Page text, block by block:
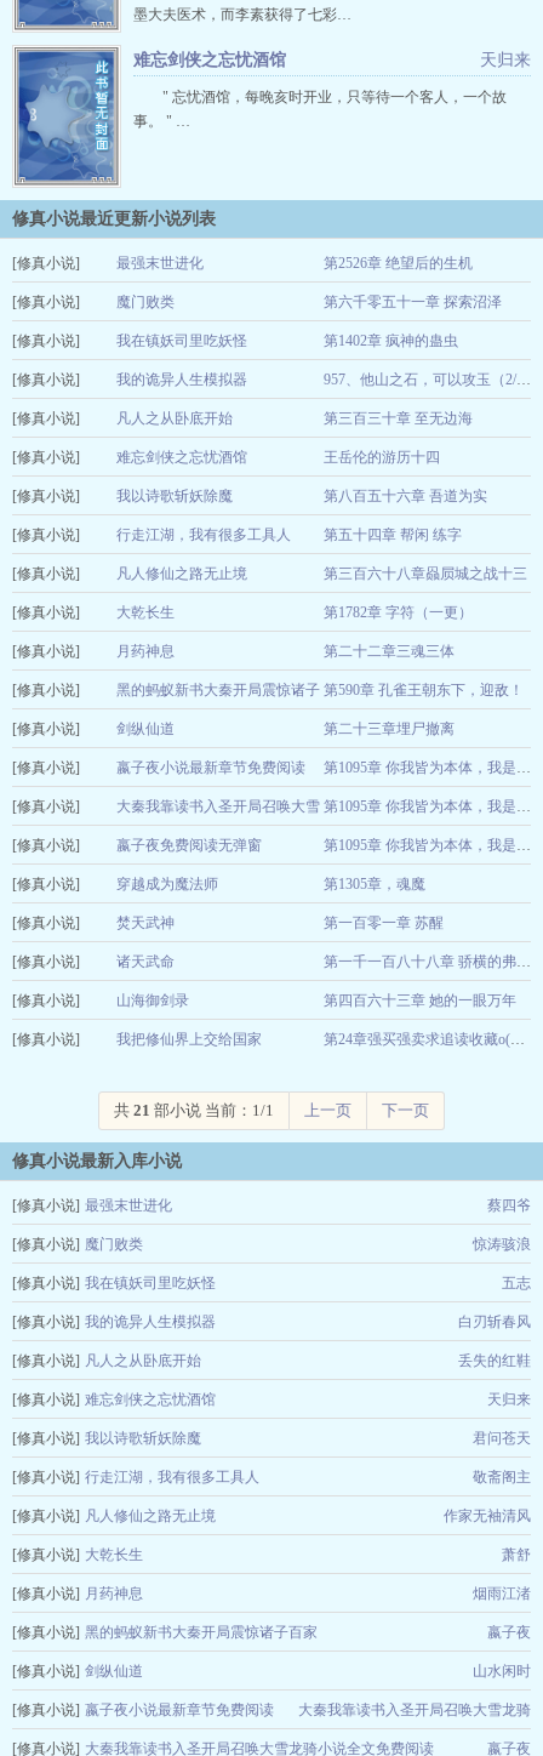
墨大夫医术，而李素获得了七彩…
天归来
难忘剑侠之忘忧酒馆
" 忘忧酒馆，每晚亥时开业，只等待一个客人，一个故
事。 " …
修真小说最近更新小说列表
[修真小说] 最强末世进化 第2526章 绝望后的生机
蔡四爷 12-24
[修真小说] 魔门败类 第六千零五十一章 探索沼泽
惊涛骇浪
[修真小说] 我在镇妖司里吃妖怪 第1402章 疯神的蛊虫
五志 12-22
[修真小说] 我的诡异人生模拟器 957、他山之石，可以攻玉（2/2）
白刃斩春风
[修真小说] 凡人之从卧底开始 第三百三十章 至无边海
丢失的红鞋
[修真小说] 难忘剑侠之忘忧酒馆 王岳伦的游历十四
天归来
[修真小说] 我以诗歌斩妖除魔 第八百五十六章 吾道为实
君问苍天
[修真小说] 行走江湖，我有很多工具人 第五十四章 帮闲 练字
敬斋阁主 12-22
[修真小说] 凡人修仙之路无止境 第三百六十八章赑屃城之战十三
作家无袖清风
[修真小说] 大乾长生 第1782章 字符（一更）
萧舒
[修真小说] 月药神息 第二十二章三魂三体
烟雨江渚 12-22
[修真小说] 黑的蚂蚁新书大秦开局震惊诸子
百家
第590章 孔雀王朝东下，迎敌！
嬴子夜
[修真小说] 剑纵仙道 第二十三章埋尸撤离
山水闲时 12-22
[修真小说] 嬴子夜小说最新章节免费阅读 第1095章 你我皆为本体，我是巨佬？
大秦我靠读书入
圣开局召唤大雪
龙骑
12-22
[修真小说] 大秦我靠读书入圣开局召唤大雪
龙骑小说全文免费阅读
第1095章 你我皆为本体，我是巨佬？
嬴子夜 12-22
[修真小说] 嬴子夜免费阅读无弹窗 第1095章 你我皆为本体，我是巨佬？
大秦我靠读书入
圣开局召唤大雪
龙骑
[修真小说] 穿越成为魔法师 第1305章，魂魔
朝天官
[修真小说] 焚天武神 第一百零一章 苏醒
五月朝露 12-22
[修真小说] 诸天武命 第一千一百八十八章 骄横的弗利萨
我叫排云掌 12-22
[修真小说] 山海御剑录 第四百六十三章 她的一眼万年
胡小苏 12-22
[修真小说] 我把修仙界上交给国家 第24章强买强卖求追读收藏o(╥﹏╥)o
共 21 部小说 当前：1/1 上一页 下一页
修真小说最新入库小说
[修真小说] 最强末世进化 蔡四爷
[修真小说] 魔门败类 惊涛骇浪
[修真小说] 我在镇妖司里吃妖怪 五志
[修真小说] 我的诡异人生模拟器 白刃斩春风
[修真小说] 凡人之从卧底开始 丢失的红鞋
[修真小说] 难忘剑侠之忘忧酒馆 天归来
[修真小说] 我以诗歌斩妖除魔 君问苍天
[修真小说] 行走江湖，我有很多工具人 敬斋阁主
[修真小说] 凡人修仙之路无止境 作家无袖清风
[修真小说] 大乾长生 萧舒
[修真小说] 月药神息 烟雨江渚
[修真小说] 黑的蚂蚁新书大秦开局震惊诸子百家 嬴子夜
[修真小说] 剑纵仙道 山水闲时
[修真小说] 嬴子夜小说最新章节免费阅读 大秦我靠读书入圣开局召唤大雪龙骑
[修真小说] 大秦我靠读书入圣开局召唤大雪龙骑小说全文免费阅读 嬴子夜